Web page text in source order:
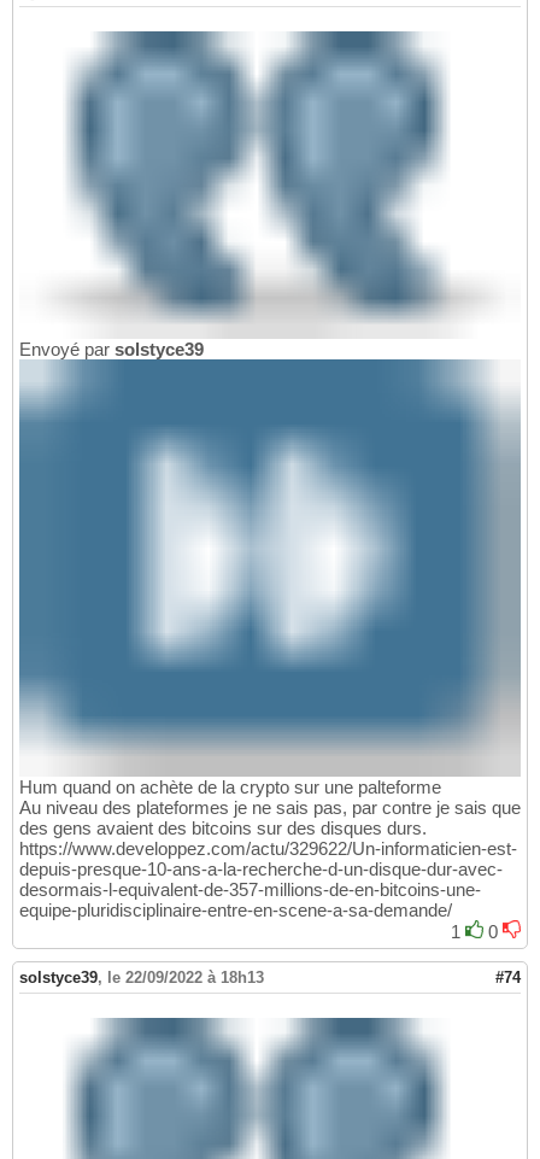
Envoyé par solstyce39
Hum quand on achète de la crypto sur une palteforme
Au niveau des plateformes je ne sais pas, par contre je sais que
des gens avaient des bitcoins sur des disques durs.
https://www.developpez.com/actu/329622/Un-informaticien-est-
depuis-presque-10-ans-a-la-recherche-d-un-disque-dur-avec-
desormais-l-equivalent-de-357-millions-de-en-bitcoins-une-
equipe-pluridisciplinaire-entre-en-scene-a-sa-demande/
1
0
solstyce39, le 22/09/2022 à 18h13 #74